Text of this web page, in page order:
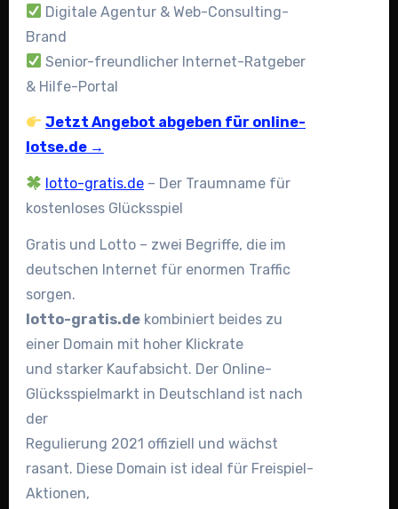
Digitale Agentur & Web-Consulting-
Brand
Senior-freundlicher Internet-Ratgeber
& Hilfe-Portal
Jetzt Angebot abgeben für online-
lotse.de →
lotto-gratis.de – Der Traumname für
kostenloses Glücksspiel
Gratis und Lotto – zwei Begriffe, die im
deutschen Internet für enormen Traffic
sorgen.
lotto-gratis.dekombiniert beides zu
einer Domain mit hoher Klickrate
und starker Kaufabsicht. Der Online-
Glücksspielmarkt in Deutschland ist nach
der
Regulierung 2021 offiziell und wächst
rasant. Diese Domain ist ideal für Freispiel-
Aktionen,